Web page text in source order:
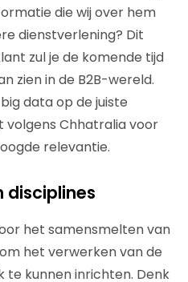
die wij over hem
dienstverlening? Dit
zul je de komende tijd
zien in de B2B-wereld.
data op de juiste
volgens Chhatralia voor
relevantie.
disciplines
het samensmelten van
het verwerken van de
kunnen inrichten. Denk